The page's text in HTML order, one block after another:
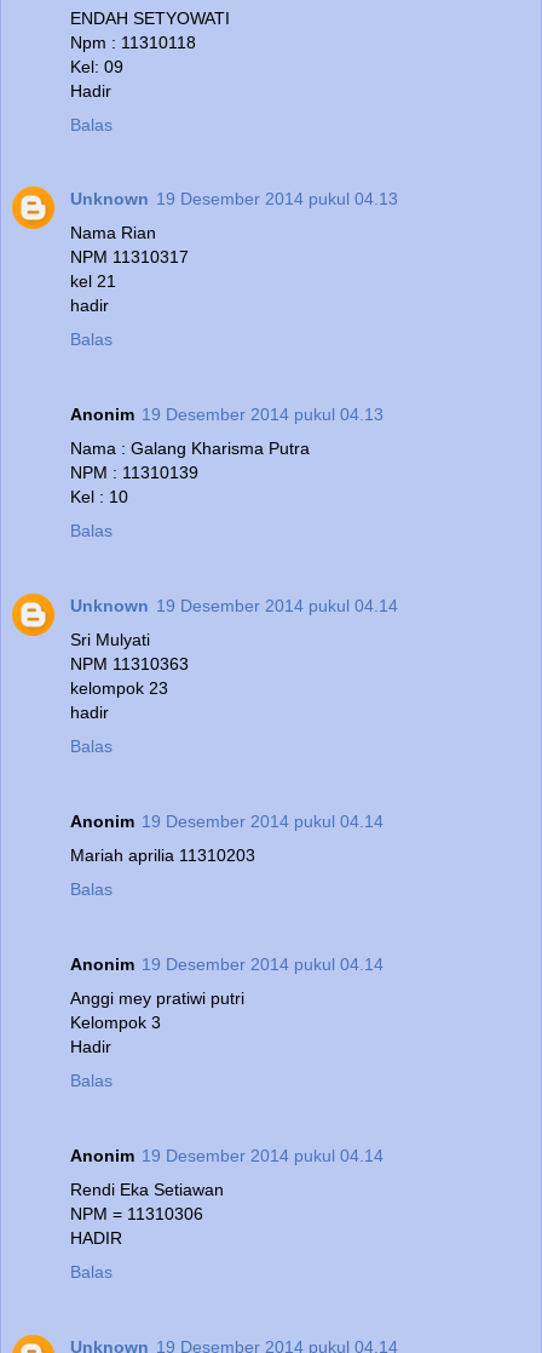
ENDAH SETYOWATI
Npm : 11310118
Kel: 09
Hadir
Balas
Unknown 19 Desember 2014 pukul 04.13
Nama Rian
NPM 11310317
kel 21
hadir
Balas
Anonim 19 Desember 2014 pukul 04.13
Nama : Galang Kharisma Putra
NPM : 11310139
Kel : 10
Balas
Unknown 19 Desember 2014 pukul 04.14
Sri Mulyati
NPM 11310363
kelompok 23
hadir
Balas
Anonim 19 Desember 2014 pukul 04.14
Mariah aprilia 11310203
Balas
Anonim 19 Desember 2014 pukul 04.14
Anggi mey pratiwi putri
Kelompok 3
Hadir
Balas
Anonim 19 Desember 2014 pukul 04.14
Rendi Eka Setiawan
NPM = 11310306
HADIR
Balas
Unknown 19 Desember 2014 pukul 04.14